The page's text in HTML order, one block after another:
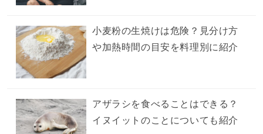
小麦粉の生焼けは危険？見分け方
や加熱時間の目安を料理別に紹介
アザラシを食べることはできる？
イヌイットのことについても紹介